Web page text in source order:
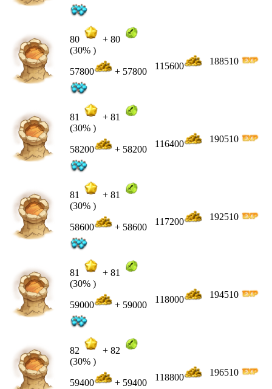
80 + 80
(30% )
57800 + 57800
115600 188510
81 + 81
(30% )
58200 + 58200
116400 190510
81 + 81
(30% )
58600 + 58600
117200 192510
81 + 81
(30% )
59000 + 59000
118000 194510
82 + 82
(30% )
59400 + 59400
118800 196510